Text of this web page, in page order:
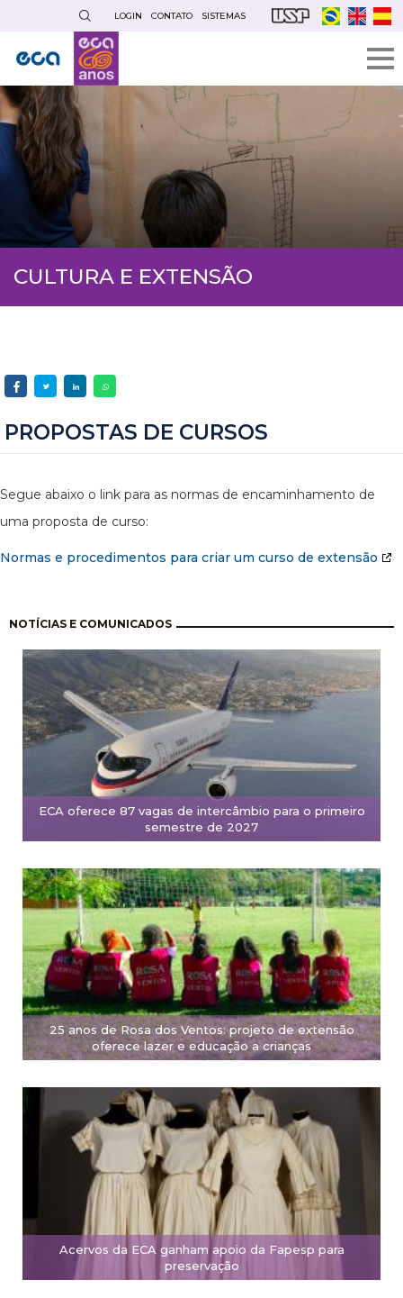
conteúdo
principal
LOGIN CONTATO SISTEMAS
CULTURA E EXTENSÃO
PROPOSTAS DE CURSOS
Segue abaixo o link para as normas de encaminhamento de
uma proposta de curso:
Normas e procedimentos para criar um curso de extensão
NOTÍCIAS E COMUNICADOS
ECA oferece 87 vagas de intercâmbio para o primeiro
semestre de 2027
25 anos de Rosa dos Ventos: projeto de extensão
oferece lazer e educação a crianças
Acervos da ECA ganham apoio da Fapesp para
preservação
Paginação